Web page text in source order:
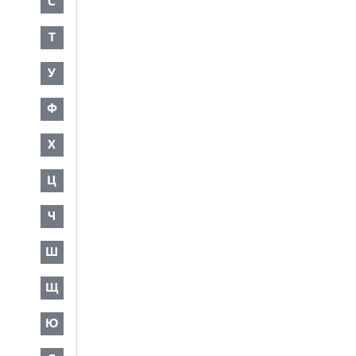
Т
У
Ф
Х
Ц
Ч
Ш
Щ
Ю